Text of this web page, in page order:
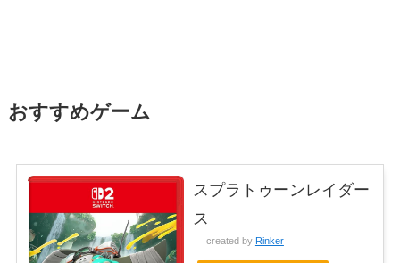
おすすめゲーム
スプラトゥーンレイダー
ス
created by Rinker